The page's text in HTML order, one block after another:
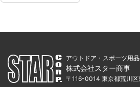
アウトドア・スポーツ用
株式会社スター商事
〒116-0014 東京都荒川